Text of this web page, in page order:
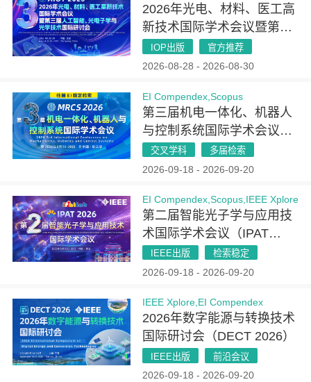
2026年光电、材料、医工高
新技术国际学术会议暨第三
届人工智能、光电子学与光
学技术国际研讨会（AIOT
IOP出版 官方推荐
2026-08-28 - 2026-08-30
EI Compendex,Scopus
第三届机电一体化、机器人
与控制系统国际学术会议
(MRCS 2026)
交叉学科 多届检索
2026-09-18 - 2026-09-20
EI Compendex,Scopus,IEEE Xplore
第二届智能光子学与应用技
术国际学术会议（IPAT
2026）
IEEE出版 检索稳定
2026-09-18 - 2026-09-20
IEEE Xplore,EI Compendex
2026年数字能源与转换技术
国际研讨会（DECT 2026）
IEEE出版 前沿会议
2026-09-18 - 2026-09-20